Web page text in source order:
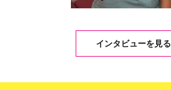
インタビューを見る